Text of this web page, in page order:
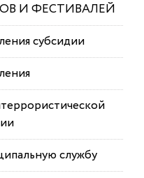
И ФЕСТИВАЛЕЙ
субсидии
службу